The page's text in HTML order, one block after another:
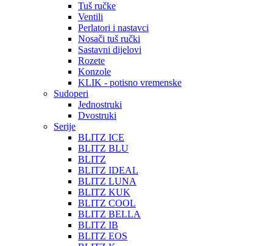
Tuš ručke
Ventili
Perlatori i nastavci
Nosači tuš ručki
Sastavni dijelovi
Rozete
Konzole
KLIK - potisno vremenske
Sudoperi
Jednostruki
Dvostruki
Serije
BLITZ ICE
BLITZ BLU
BLITZ
BLITZ IDEAL
BLITZ LUNA
BLITZ KUK
BLITZ COOL
BLITZ BELLA
BLITZ IB
BLITZ EOS